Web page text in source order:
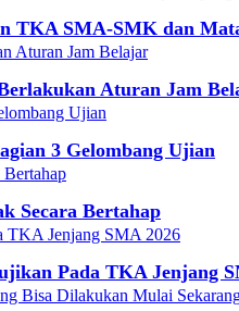
TKA SMA-SMK dan
Aturan Jam
3 Gelombang Ujian
Secara Bertahap
Pada TKA Jenjang